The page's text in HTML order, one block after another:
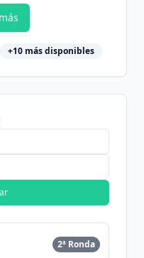
+10 más disponibles
2ª Ronda